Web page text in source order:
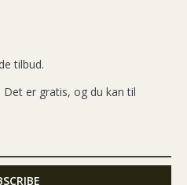
tilbud.
Det er gratis, og du kan til